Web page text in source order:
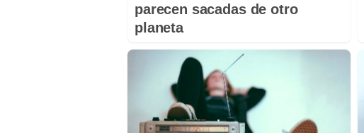
parecen sacadas de otro
planeta